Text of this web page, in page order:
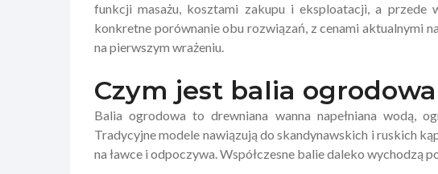
funkcji masażu, kosztami zakupu i eksploatacji, a
konkretne porównanie obu rozwiązań, z cenami aktualnymi
na pierwszym wrażeniu.
Czym jest balia ogrodowa
Balia ogrodowa to drewniana wanna napełniana wodą,
Tradycyjne modele nawiązują do skandynawskich i ruskich
na ławce i odpoczywa. Współczesne balie daleko wychodzą